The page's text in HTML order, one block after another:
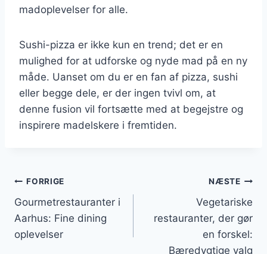
madoplevelser for alle.
Sushi-pizza er ikke kun en trend; det er en
mulighed for at udforske og nyde mad på en ny
måde. Uanset om du er en fan af pizza, sushi
eller begge dele, er der ingen tvivl om, at
denne fusion vil fortsætte med at begejstre og
inspirere madelskere i fremtiden.
Indlægsnavigation
FORRIGE
Gourmetrestauranter i
Aarhus: Fine dining
oplevelser
NÆSTE
Vegetariske
restauranter, der gør
en forskel:
Bæredygtige valg